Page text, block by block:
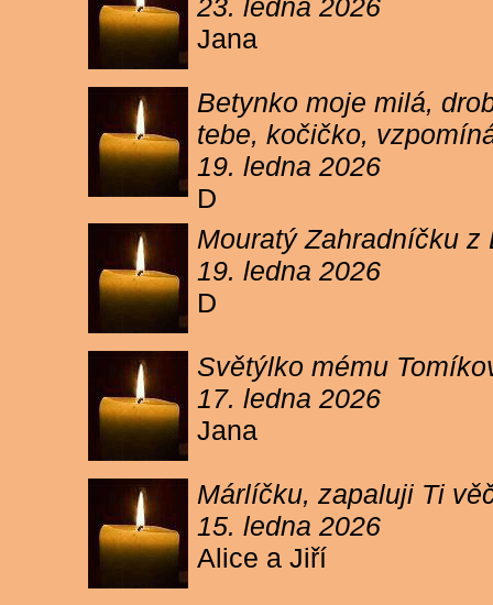
23. ledna 2026
Jana
Betynko moje milá,
tebe, kočičko,
19. ledna 2026
D
Mouratý Zahradníčku
19. ledna 2026
D
Světýlko mému
17. ledna 2026
Jana
Márlíčku, zapaluji Ti
15. ledna 2026
Alice a Jiří